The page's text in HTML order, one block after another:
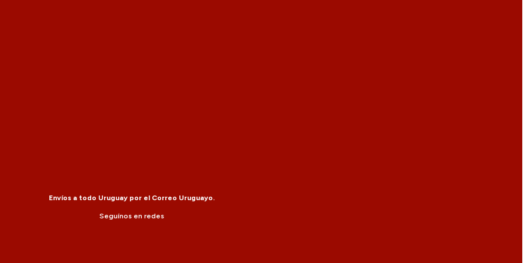
Envíos a todo Uruguay por el Correo Uruguayo.
Seguínos en redes